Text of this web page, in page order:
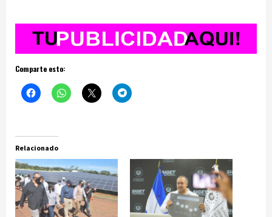
Comparte esto:
Relacionado